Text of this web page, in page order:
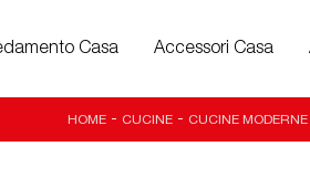
Casa Accessori Casa
HOME- CUCINE- CUCINE MODERNE